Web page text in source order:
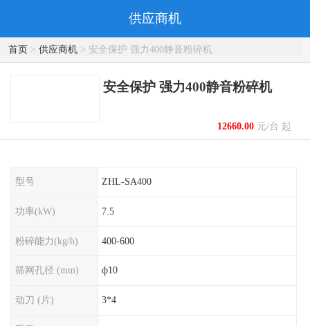
供应商机
首页> 供应商机> 安全保护 强力400静音粉碎机
安全保护 强力400静音粉碎机
12660.00元/台 起
型号 ZHL-SA400
功率(kW) 7.5
粉碎能力(kg/h) 400-600
筛网孔径 (mm) ф10
动刀 (片) 3*4